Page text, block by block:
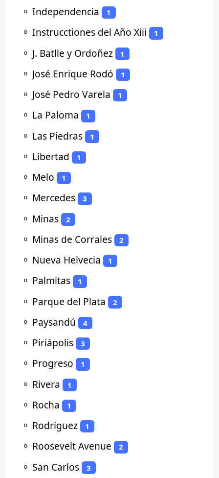
⚬ Independencia 1
⚬ Instrucctiones del Año Xiii 1
⚬ J. Batlle y Ordoñez 1
⚬ José Enrique Rodó 1
⚬ José Pedro Varela 1
⚬ La Paloma 1
⚬ Las Piedras 1
⚬ Libertad 1
⚬ Melo 1
⚬ Mercedes 3
⚬ Minas 2
⚬ Minas de Corrales 2
⚬ Nueva Helvecia 1
⚬ Palmitas 1
⚬ Parque del Plata 2
⚬ Paysandú 4
⚬ Piriápolis 3
⚬ Progreso 1
⚬ Rivera 1
⚬ Rocha 1
⚬ Rodríguez 1
⚬ Roosevelt Avenue 2
⚬ San Carlos 3